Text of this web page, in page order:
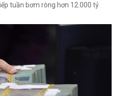
tuần bơm ròng hơn 12.000 tỷ